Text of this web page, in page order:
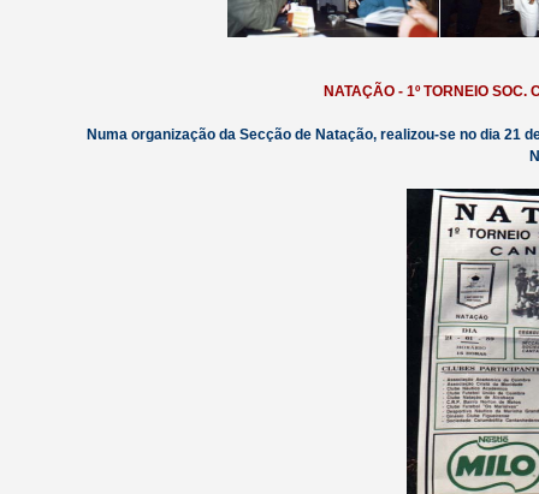
NATAÇÃO - 1º TORNEIO
Numa organização da Secção de Natação, realizou-se no dia 21